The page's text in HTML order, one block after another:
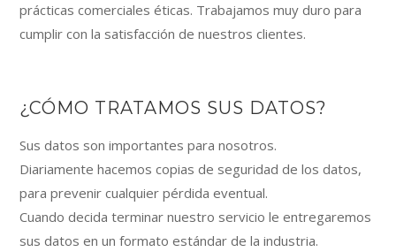
prácticas comerciales éticas. Trabajamos muy duro para
cumplir con la satisfacción de nuestros clientes.
¿CÓMO TRATAMOS SUS DATOS?
Sus datos son importantes para nosotros.
Diariamente hacemos copias de seguridad de los datos,
para prevenir cualquier pérdida eventual.
Cuando decida terminar nuestro servicio le entregaremos
sus datos en un formato estándar de la industria.